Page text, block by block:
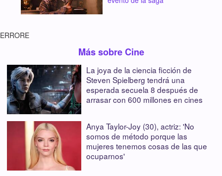
ERRORE
Más sobre Cine
La joya de la ciencia ficción de
Steven Spielberg tendrá una
esperada secuela 8 después de
arrasar con 600 millones en cines
Anya Taylor-Joy (30), actriz: 'No
somos de método porque las
mujeres tenemos cosas de las que
ocuparnos'